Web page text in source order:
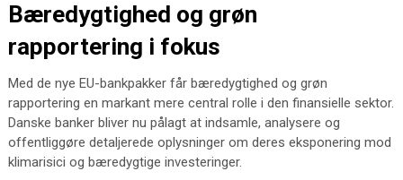
Bæredygtighed og grøn
rapportering i fokus
Med de nye EU-bankpakker får bæredygtighed og grøn
rapportering en markant mere central rolle i den finansielle sektor.
Danske banker bliver nu pålagt at indsamle, analysere og
offentliggøre detaljerede oplysninger om deres eksponering mod
klimarisici og bæredygtige investeringer.